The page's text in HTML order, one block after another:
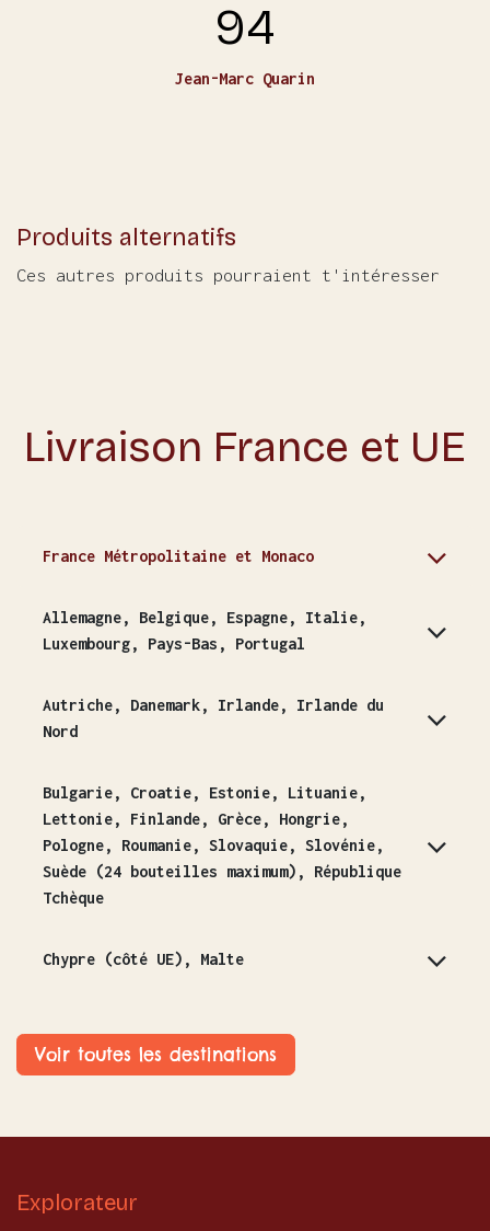
94
Jean-Marc Quarin
Produits alternatifs
Ces autres produits pourraient t'intéresser
Livraison France et UE
France Métropolitaine et Monaco
Allemagne, Belgique, Espagne, Italie,
Luxembourg, Pays-Bas, Portugal
Autriche, Danemark, Irlande, Irlande du
Nord
Bulgarie, Croatie, Estonie, Lituanie,
Lettonie, Finlande, Grèce, Hongrie,
Pologne, Roumanie, Slovaquie, Slovénie,
Suède (24 bouteilles maximum), République
Tchèque
Chypre (côté UE), Malte
Voir toutes les destinations
Explorateur